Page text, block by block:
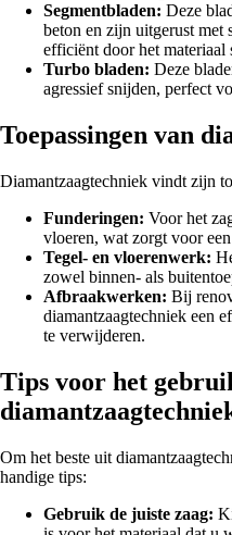
Segmentbladen: Deze
beton en zijn uitgerust met
efficiënt door het materiaal
Turbo bladen: Deze
agressief snijden, perfect
Toepassingen van
Diamantzaagtechniek vindt zijn
Funderingen: Voor het
vloeren, wat zorgt voor
Tegel- en vloerenwerk:
zowel binnen- als
Afbraakwerken: Bij
diamantzaagtechniek een
te verwijderen.
Tips voor het
Om het beste uit
handige tips:
Gebruik de juiste zaag: